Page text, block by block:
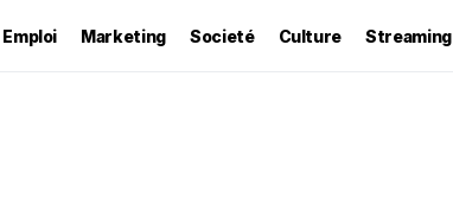
Emploi Marketing Societé Culture Streaming